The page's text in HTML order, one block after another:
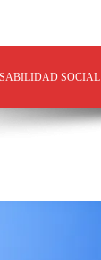
SOCIAL